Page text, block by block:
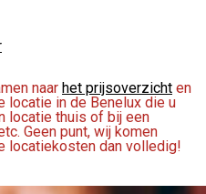
naar het prijsoverzicht en
locatie in de Benelux die u
locatie thuis of bij een
Geen punt, wij komen
locatiekosten dan volledig!